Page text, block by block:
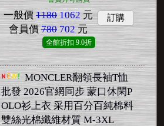
一般價 11801062元
會員價 780702元
訂購
全館折扣 9.0折
MONCLER翻領長袖T恤
批發 2026官網同步 蒙口休閑P
OLO衫上衣 采用百分百純棉料
雙絲光棉纖維材質 M-3XL